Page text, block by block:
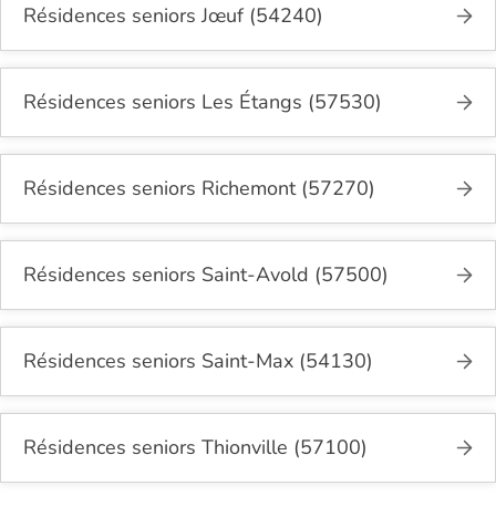
Résidences seniors Jœuf (54240)
Résidences seniors Les Étangs (57530)
Résidences seniors Richemont (57270)
Résidences seniors Saint-Avold (57500)
Résidences seniors Saint-Max (54130)
Résidences seniors Thionville (57100)